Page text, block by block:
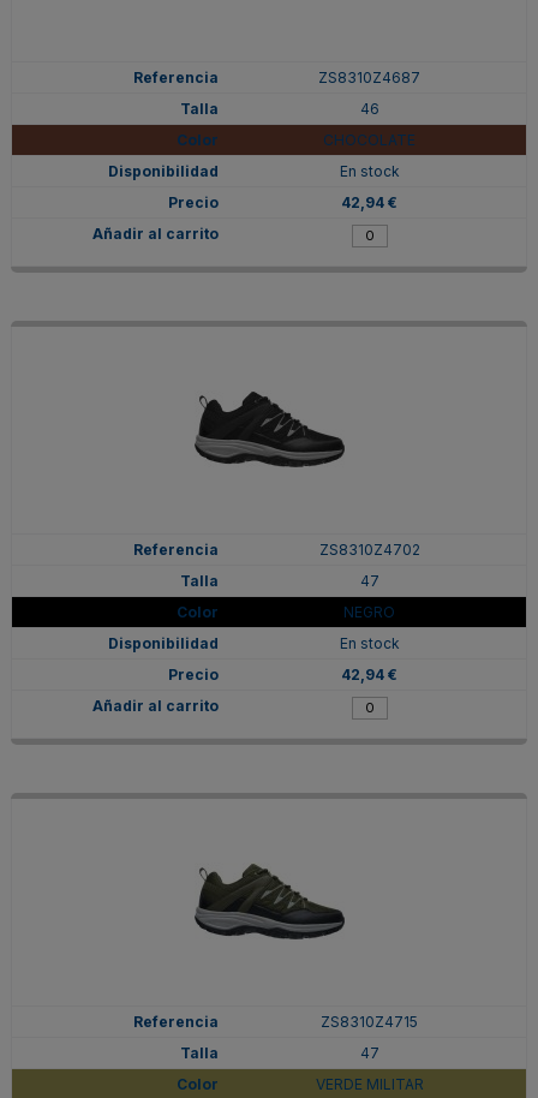
ZS8310Z4687
46
CHOCOLATE
En stock
42,94 €
ZS8310Z4702
47
NEGRO
En stock
42,94 €
ZS8310Z4715
47
VERDE MILITAR